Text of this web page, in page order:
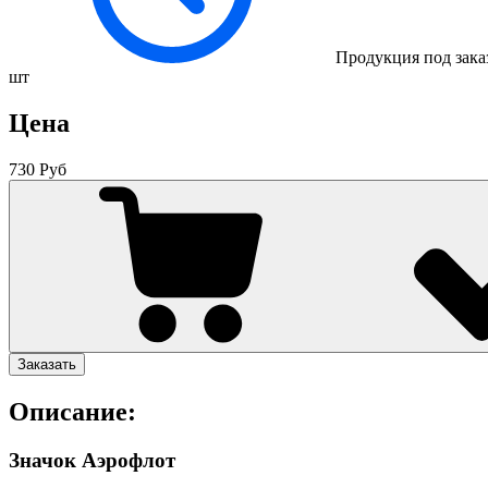
Продукция под
шт
Цена
730 Руб
Заказать
Описание:
Значок Аэрофлот